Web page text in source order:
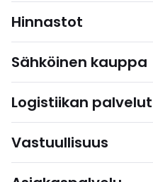
Hinnastot
Sähköinen kauppa
Logistiikan palvelut
Vastuullisuus